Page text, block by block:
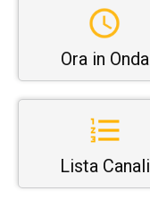
Ora in Onda
Lista Canali